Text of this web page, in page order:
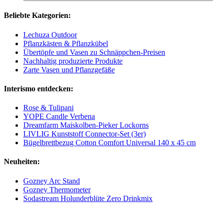
Beliebte Kategorien:
Lechuza Outdoor
Pflanzkästen & Pflanzkübel
Übertöpfe und Vasen zu Schnäppchen-Preisen
Nachhaltig produzierte Produkte
Zarte Vasen und Pflanzgefäße
Interismo entdecken:
Rose & Tulipani
YOPE Candle Verbena
Dreamfarm Maiskolben-Pieker Lockorns
LIVLIG Kunststoff Connector-Set (3er)
Bügelbrettbezug Cotton Comfort Universal 140 x 45 cm
Neuheiten:
Gozney Arc Stand
Gozney Thermometer
Sodastream Holunderblüte Zero Drinkmix